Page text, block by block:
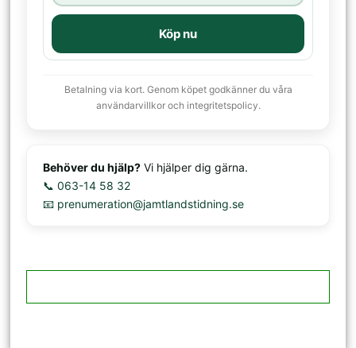
Köp nu
Betalning via kort. Genom köpet godkänner du våra
användarvillkor och integritetspolicy.
Behöver du hjälp? Vi hjälper dig gärna.
📞 063-14 58 32
📧 prenumeration@jamtlandstidning.se